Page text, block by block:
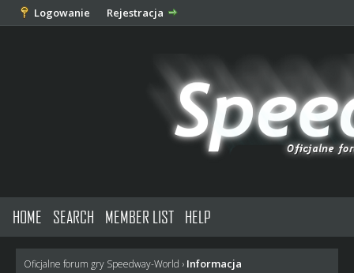
Logowanie Rejestracja
HOME SEARCH MEMBER LIST HELP
Oficjalne forum gry Speedway-World › Informacja